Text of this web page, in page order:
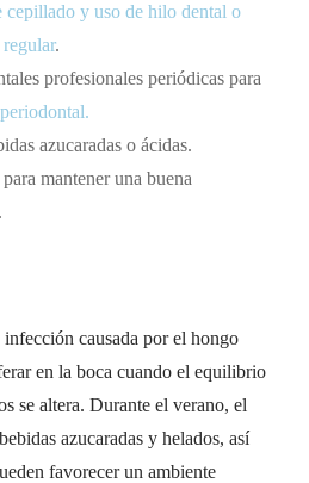
cepillado y uso de hilo dental o
regular.
profesionales periódicas para
azucaradas o ácidas.
mantener una buena
causada por el hongo
en la boca cuando el equilibrio
se altera. Durante el verano, el
azucaradas y helados, así
favorecer un ambiente